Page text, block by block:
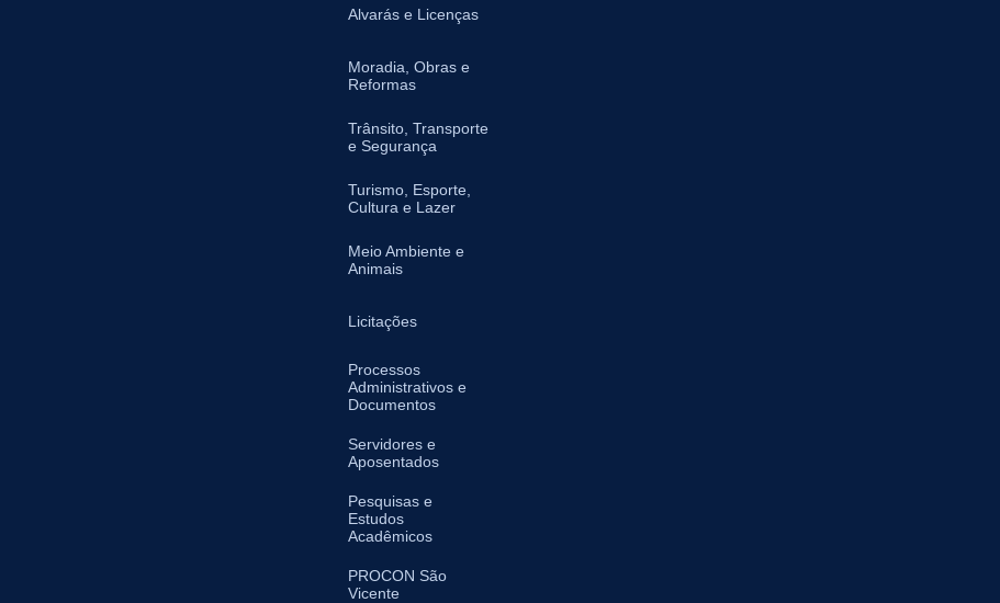
Alvarás e Licenças
Moradia, Obras e
Reformas
Trânsito, Transporte
e Segurança
Turismo, Esporte,
Cultura e Lazer
Meio Ambiente e
Animais
Licitações
Processos
Administrativos e
Documentos
Servidores e
Aposentados
Pesquisas e
Estudos
Acadêmicos
PROCON São
Vicente